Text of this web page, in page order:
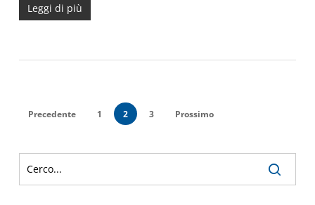
Leggi di più
Precedente 1 2 3 Prossimo